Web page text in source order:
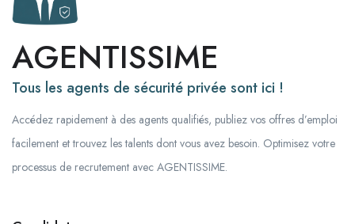
AGENTISSIME
Tous les agents de sécurité privée sont ici !
Accédez rapidement à des agents qualifiés, publiez vos offres d’emploi
facilement et trouvez les talents dont vous avez besoin. Optimisez votre
processus de recrutement avec AGENTISSIME.